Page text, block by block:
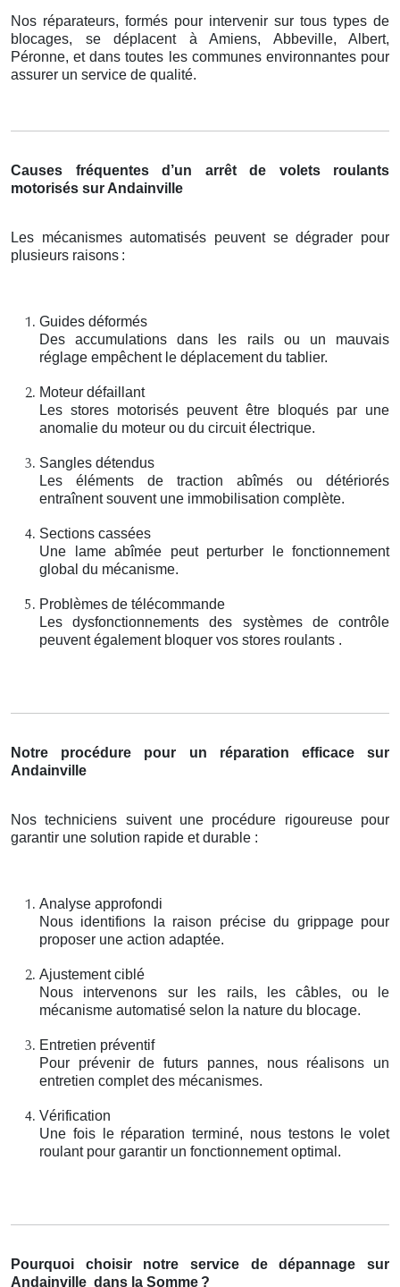
Nos réparateurs, formés pour intervenir sur tous types de
blocages, se déplacent à Amiens, Abbeville, Albert,
Péronne, et dans toutes les communes environnantes pour
assurer un service de qualité.
Causes fréquentes d’un arrêt de volets roulants
motorisés sur Andainville
Les mécanismes automatisés peuvent se dégrader pour
plusieurs raisons :
Guides déformés
Des accumulations dans les rails ou un mauvais
réglage empêchent le déplacement du tablier.
Moteur défaillant
Les stores motorisés peuvent être bloqués par une
anomalie du moteur ou du circuit électrique.
Sangles détendus
Les éléments de traction abîmés ou détériorés
entraînent souvent une immobilisation complète.
Sections cassées
Une lame abîmée peut perturber le fonctionnement
global du mécanisme.
Problèmes de télécommande
Les dysfonctionnements des systèmes de contrôle
peuvent également bloquer vos stores roulants .
Notre procédure pour un réparation efficace sur
Andainville
Nos techniciens suivent une procédure rigoureuse pour
garantir une solution rapide et durable :
Analyse approfondi
Nous identifions la raison précise du grippage pour
proposer une action adaptée.
Ajustement ciblé
Nous intervenons sur les rails, les câbles, ou le
mécanisme automatisé selon la nature du blocage.
Entretien préventif
Pour prévenir de futurs pannes, nous réalisons un
entretien complet des mécanismes.
Vérification
Une fois le réparation terminé, nous testons le volet
roulant pour garantir un fonctionnement optimal.
Pourquoi choisir notre service de dépannage sur
Andainville dans la Somme ?